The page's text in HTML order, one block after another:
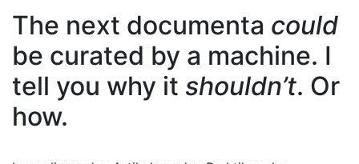
The next documenta could
be curated by a machine. I
tell you why it shouldn’t. Or
how.